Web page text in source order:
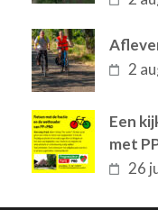
2
Een
met
26